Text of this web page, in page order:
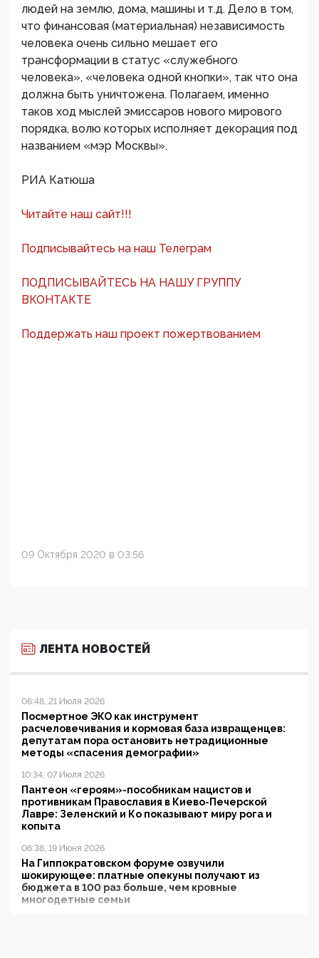
людей на землю, дома, машины и т.д. Дело в том,
что финансовая (материальная) независимость
человека очень сильно мешает его
трансформации в статус «служебного
человека», «человека одной кнопки», так что она
должна быть уничтожена. Полагаем, именно
таков ход мыслей эмиссаров нового мирового
порядка, волю которых исполняет декорация под
названием «мэр Москвы».
РИА Катюша
Читайте наш сайт!!!
Подписывайтесь на наш Телеграм
ПОДПИСЫВАЙТЕСЬ НА НАШУ ГРУППУ
ВКОНТАКТЕ
Поддержать наш проект пожертвованием
09 Октября 2020 в 03:56
ЛЕНТА НОВОСТЕЙ
06:48, 21 Июля 2026
Посмертное ЭКО как инструмент
расчеловечивания и кормовая база извращенцев:
депутатам пора остановить нетрадиционные
методы «спасения демографии»
10:34, 07 Июля 2026
Пантеон «героям»-пособникам нацистов и
противникам Православия в Киево-Печерской
Лавре: Зеленский и Ко показывают миру рога и
копыта
06:38, 19 Июня 2026
На Гиппократовском форуме озвучили
шокирующее: платные опекуны получают из
бюджета в 100 раз больше, чем кровные
многодетные семьи